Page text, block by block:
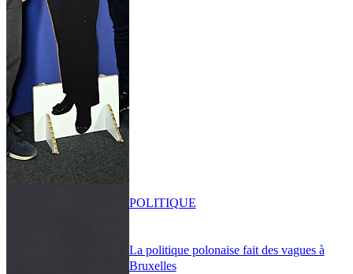
La politique polonaise fait des vagues à
Bruxelles
POLITIQUE